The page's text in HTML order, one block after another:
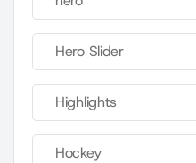
Hero Slider
Highlights
Hockey